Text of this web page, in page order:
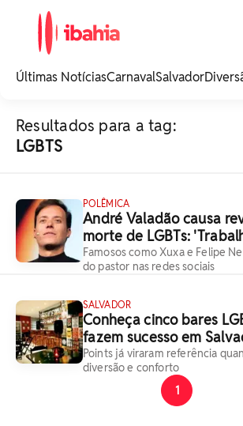
noticias e
Últimas NotíciasCarnavalSalvador
Resultados para a tag:
LGBTS
POLÊMICA
André Valadão causa
morte de LGBTs:
Famosos como Xuxa e Felipe
do pastor nas redes sociais
SALVADOR
Conheça cinco bares
fazem sucesso em
Points já viraram referência
diversão e conforto
1